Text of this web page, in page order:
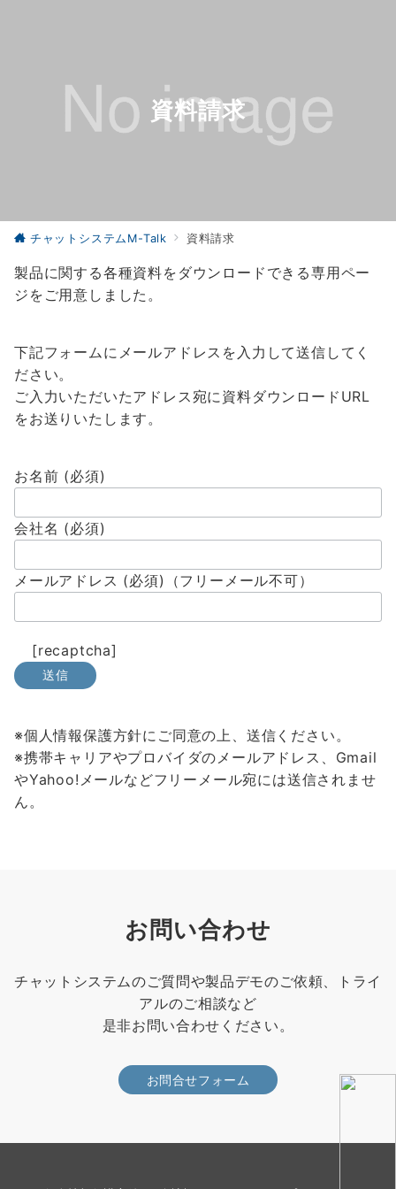
資料請求
チャットシステムM-Talk 資料請求
製品に関する各種資料をダウンロードできる専用ペー
ジをご用意しました。
下記フォームにメールアドレスを入力して送信してく
ださい。
ご入力いただいたアドレス宛に資料ダウンロードURL
をお送りいたします。
お名前 (必須)
会社名 (必須)
メールアドレス (必須)（フリーメール不可）
[recaptcha]
※個人情報保護方針にご同意の上、送信ください。
※携帯キャリアやプロバイダのメールアドレス、Gmail
やYahoo!メールなどフリーメール宛には送信されませ
ん。
お問い合わせ
チャットシステムのご質問や製品デモのご依頼、トライ
アルのご相談など
是非お問い合わせください。
お問合せフォーム